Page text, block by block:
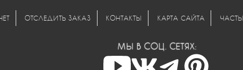
ОТСЛЕДИТЬ ЗАКАЗ КОНТАКТЫ КАРТА САЙТА
МЫ В СОЦ. СЕТЯХ: